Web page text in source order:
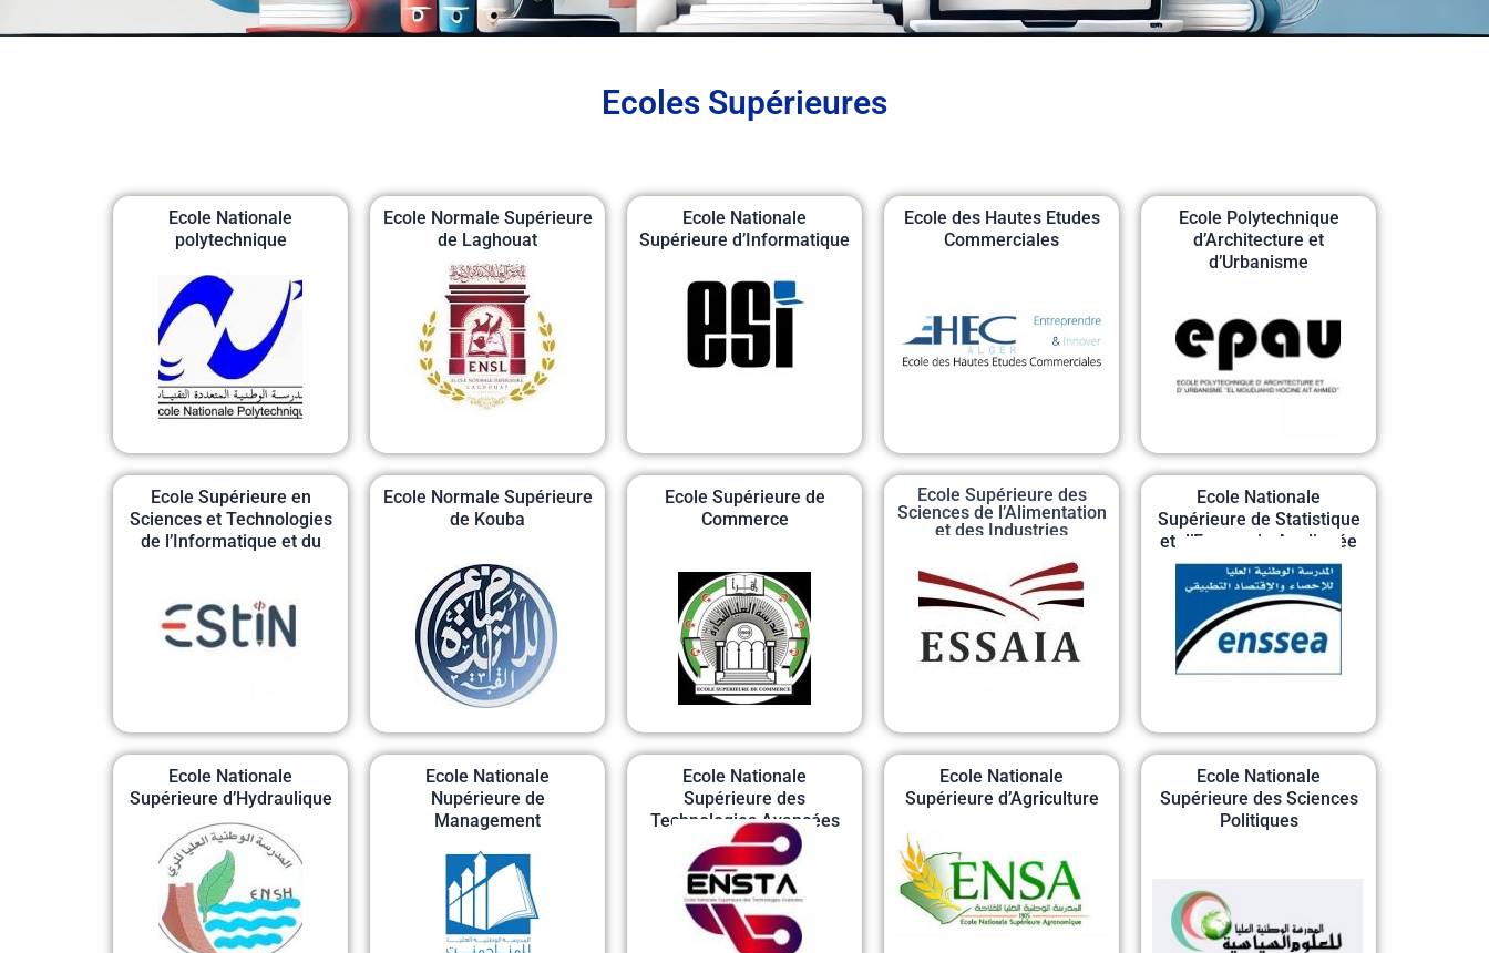
Ecoles Supérieures
Ecole Nationale
polytechnique
Ecole Normale Supérieure
de Laghouat
Ecole Nationale
Supérieure d’Informatique
Ecole des Hautes Etudes
Commerciales
Ecole Polytechnique
d’Architecture et
d’Urbanisme
Ecole Supérieure en
Sciences et Technologies
de l’Informatique et du
Ecole Normale Supérieure
de Kouba
Ecole Supérieure de
Commerce
Ecole Supérieure des
Sciences de l’Alimentation
et des Industries
Ecole Nationale
Supérieure de Statistique
et d’Economie Appliquée
Ecole Nationale
Supérieure d’Hydraulique
Ecole Nationale
Nupérieure de
Management
Ecole Nationale
Supérieure des
Technologies Avancées
Ecole Nationale
Supérieure d’Agriculture
Ecole Nationale
Supérieure des Sciences
Politiques